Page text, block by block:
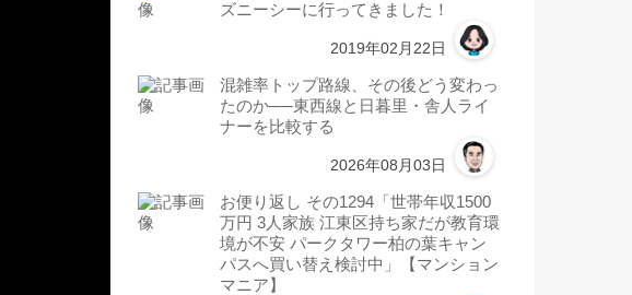
ズニーシーに行ってきました！
2019年02月22日
混雑率トップ路線、その後どう変わっ
たのか──東西線と日暮里・舎人ライ
ナーを比較する
2026年08月03日
お便り返し その1294「世帯年収1500
万円 3人家族 江東区持ち家だが教育環
境が不安 パークタワー柏の葉キャン
パスへ買い替え検討中」【マンション
マニア】